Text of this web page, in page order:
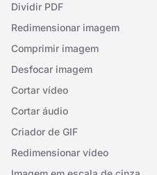
Dividir PDF
Redimensionar imagem
Comprimir imagem
Desfocar imagem
Cortar vídeo
Cortar áudio
Criador de GIF
Redimensionar vídeo